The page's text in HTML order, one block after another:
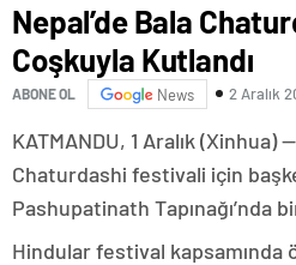
Nepal’de Bala
Coşkuyla Kutlandı
ABONE OL News 2 Aralık
KATMANDU, 1 Aralık (Xinhua)
Chaturdashi festivali için
Pashupatinath Tapınağı’nda
Hindular festival kapsamında